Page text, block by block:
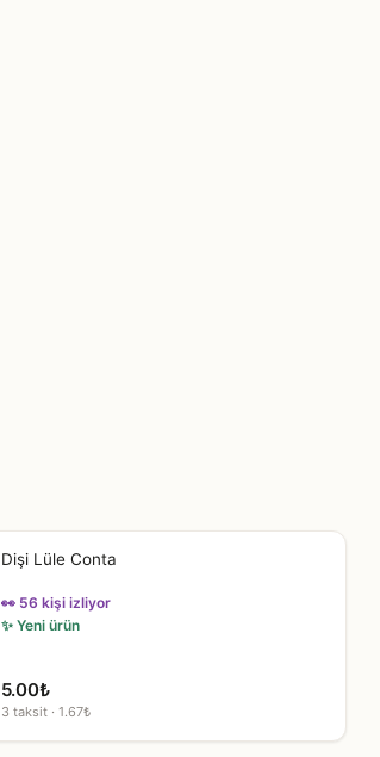
Dişi Lüle Conta
👀 56 kişi izliyor
✨ Yeni ürün
5.00₺
3 taksit · 1.67₺